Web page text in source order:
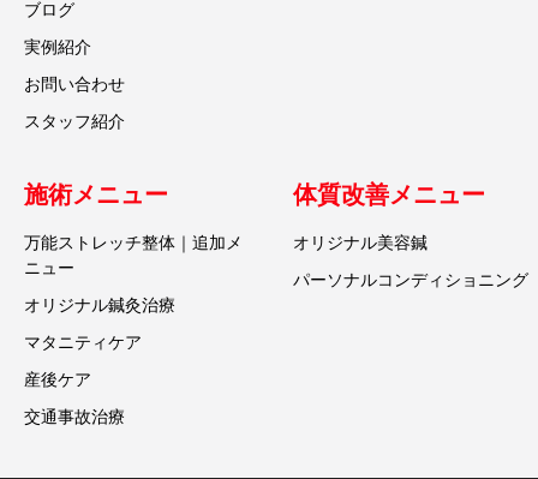
ブログ
実例紹介
お問い合わせ
スタッフ紹介
施術メニュー
万能ストレッチ整体｜追加メ
ニュー
オリジナル鍼灸治療
マタニティケア
産後ケア
交通事故治療
体質改善メニュー
オリジナル美容鍼
パーソナルコンディショニング